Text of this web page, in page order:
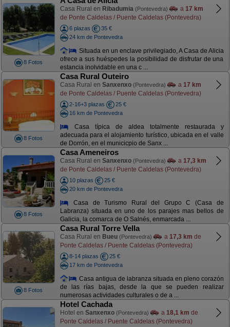
8 Fotos
Casa Rural en Ribadumia (Pontevedra) a 17 km
de Ponte Caldelas / Puente Caldelas (Pontevedra)
6 plazas
35 €
24 km de Pontevedra
Situada en un enclave privilegiado, A Casa de Alicia
ofrece a sus huéspedes la posibilidad de disfrutar de una
estancia inolvidable en una c ...
8 Fotos
Casa Rural Outeiro
Casa Rural en Sanxenxo (Pontevedra) a 17 km
de Ponte Caldelas / Puente Caldelas (Pontevedra)
2-16+3 plazas
25 €
16 km de Pontevedra
Casa típica de aldea totalmente restaurada y
adecuada para el alojamiento turístico, ubicada en el valle
de Dorrón, en el municicpio de Sanx ...
8 Fotos
Casa Ameneiros
Casa Rural en Sanxenxo (Pontevedra) a 17,3 km
de Ponte Caldelas / Puente Caldelas (Pontevedra)
10 plazas
25 €
20 km de Pontevedra
Casa de Turismo Rural del Grupo C (Casa de
Labranza) situada en uno de los parajes mas bellos de
Galicia, la comarca de O Salnés, enmarcada ...
8 Fotos
Casa Rural Torre Vella
Casa Rural en Bueu (Pontevedra) a 17,3 km de
Ponte Caldelas / Puente Caldelas (Pontevedra)
8-14 plazas
25 €
17 km de Pontevedra
Casa antigua de labranza situada en pleno corazón
de las rías bajas, desde la que se pueden realizar
numerosas actividades culturales o de a ...
Hotel Cachada
Hotel en Sanxenxo (Pontevedra) a 18,1 km de
Ponte Caldelas / Puente Caldelas (Pontevedra)